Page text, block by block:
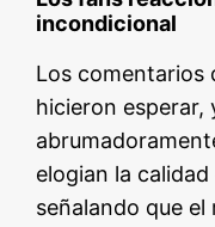
incondicional
Los comentarios
hicieron esperar,
elogian la
señalando que el